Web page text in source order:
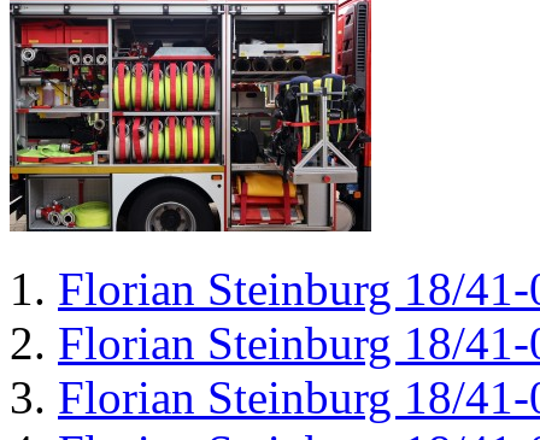
Florian Steinburg 18/41-
Florian Steinburg 18/41-
Florian Steinburg 18/41-